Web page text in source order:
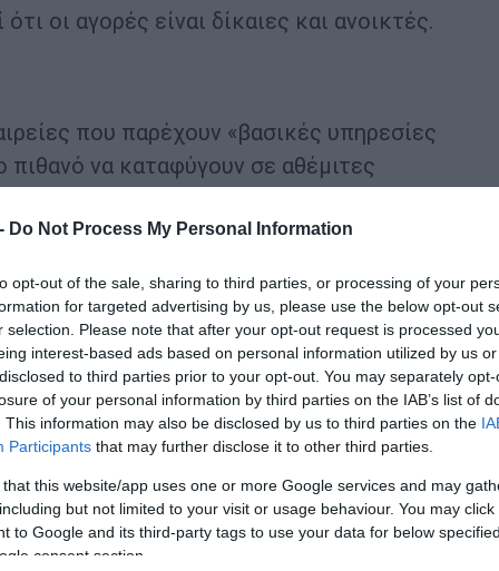
Do Not Process My Personal Information
opt-out of the sale, sharing to third parties, or processing of your
for targeted advertising by us, please use the below opt-out
selection. Please note that after your opt-out request is processed
interest-based ads based on personal information utilized by us
to third parties prior to your opt-out. You may separately
of your personal information by third parties on the IAB’s list of
This information may also be disclosed by us to third parties on the
Participants that may further disclose it to other third parties.
that this website/app uses one or more Google services and may
but not limited to your visit or usage behaviour. You may
to Google and its third-party tags to use your data for below
consent section.
οι αγορές είναι δίκαιες και ανοικτές.
που παρέχουν «βασικές υπηρεσίες
πιθανό να καταφύγουν σε αθέμιτες
περιλαμβάνονται οι διαδικτυακές
αναζήτησης, τα λειτουργικά συστήματα, οι
υπολογιστικού νέφους και οι υπηρεσίες
τα σχετικά κριτήρια έτσι ώστε να
ευρωβουλευτές, το πεδίο εφαρμογής της
ιστού (browsers), τους εικονικούς
στο κείμενο. Πιο συγκεκριμένα, οι
κριτήρια και επανεξετάζεται ο κατάλογος
νέων διατάξεων για τη
Ακόμη, εισάγονται περιορισμοί στις